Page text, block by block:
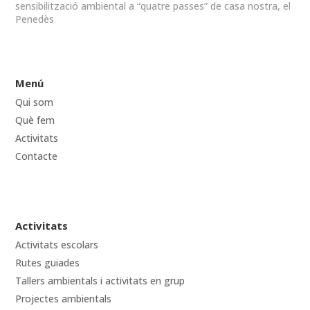
sensibilització ambiental a “quatre passes” de casa nostra, el
Penedès
Menú
Qui som
Què fem
Activitats
Contacte
Activitats
Activitats escolars
Rutes guiades
Tallers ambientals i activitats en grup
Projectes ambientals